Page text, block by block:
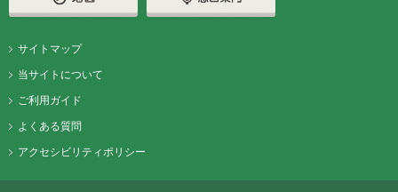
サイトマップ
当サイトについて
ご利用ガイド
よくある質問
アクセシビリティポリシー